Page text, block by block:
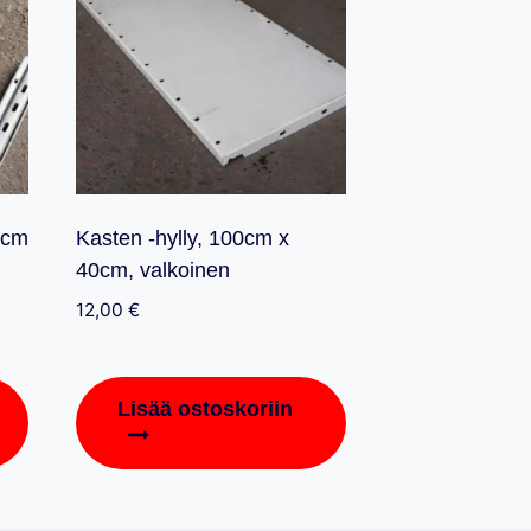
Kasten -hylly, 100cm x
40cm, valkoinen
12,00 €
Lisää ostoskoriin